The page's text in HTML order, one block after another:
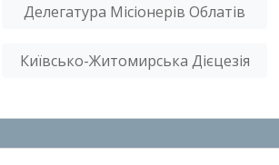
Делегатура Місіонерів Облатів
Київсько-Житомирська Дієцезія